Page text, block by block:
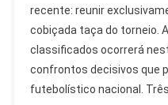
Quartas
De
Final
Podem
Ser
recente: reunir
cobiçada taça do torneio.
classificados ocorrerá
confrontos decisivos que
futebolístico nacional.